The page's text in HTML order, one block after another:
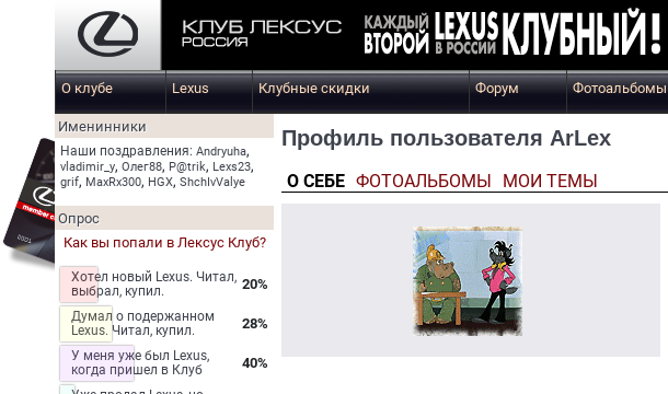
О клубе Lexus Клубные скидки Форум Фотоальбомы
Именинники
Наши поздравления: Andryuha,
vladimir_y, Олег88, P@trik, Lexs23,
grif, MaxRx300, HGX, ShchIvValye
Опрос
Как вы попали в Лексус Клуб?
Хотел новый Lexus. Читал,
выбрал, купил.
20%
Думал о подержанном
Lexus. Читал, купил.
28%
У меня уже был Lexus,
когда пришел в Клуб
40%
Профиль пользователя ArLex
О СЕБЕ ФОТОАЛЬБОМЫ
МОИ ТЕМЫ